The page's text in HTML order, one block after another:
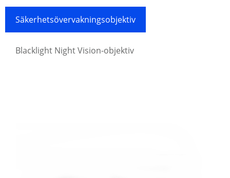
Säkerhetsövervakningsobjektiv
Blacklight Night Vision-objektiv